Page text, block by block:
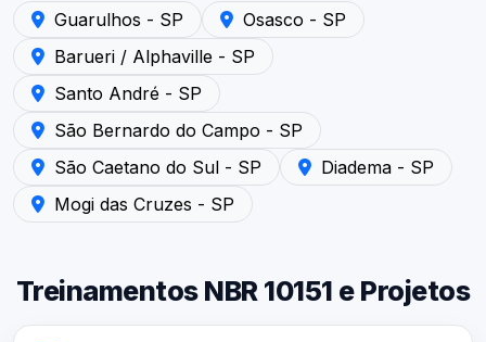
Guarulhos - SP
Atendimento em Guarulhos - SP — Acústica São Paulo
Osasco - SP
Atendimento em Osasco - SP —
Barueri / Alphaville - SP
Atendimento em Barueri / Alphaville - SP — Acústica
Santo André - SP
Atendimento em Santo André - SP — Acústica São
São Bernardo do Campo - SP
Atendimento em São Bernardo do Campo - SP —
São Caetano do Sul - SP
Atendimento em São Caetano do Sul - SP — Acústica
Diadema - SP
Atendimento em
Mogi das Cruzes - SP
Atendimento em Mogi das Cruzes - SP — Acústica São
Treinamentos NBR 10151 e Projetos